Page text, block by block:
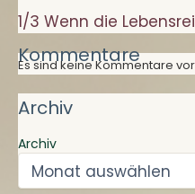
1/3 Wenn die
Kommentare
Es sind keine Kommentare
Archiv
Archiv